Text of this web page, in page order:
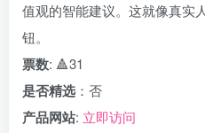
值观的智能建议。这就像真
钮。
票数: 🔺31
是否精选 ：否
产品网站: 立即访问